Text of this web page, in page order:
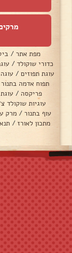
מפת אתר /
כדורי שוקולד /
עוגת תפוזים /
תפוח אדמה בתנור
פריקסה /
עוגיות שוקולד
עוף בתנור / מרק
מתכון לאורז /